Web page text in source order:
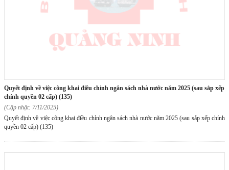
quyết định về việc công khai điều chỉnh ngân sách nhà nước năm 2025 (sau sắp xếp
chính quyền 02 cấp) (135)
(Cập nhật: 7/11/2025)
Quyết định về việc công khai điều chỉnh ngân sách nhà nước năm 2025 (sau sắp xếp chính
quyền 02 cấp) (135)